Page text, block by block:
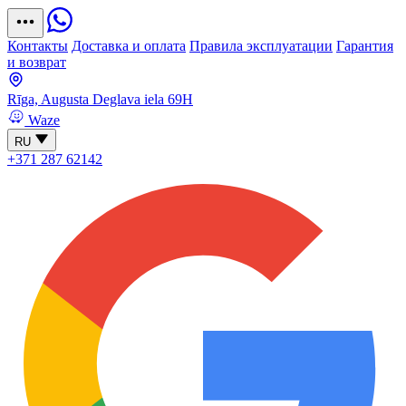
Контакты Доставка и оплата Правила эксплуатации Гарантия
и возврат
Rīga, Augusta Deglava iela 69H
Waze
RU
+371 287 62142